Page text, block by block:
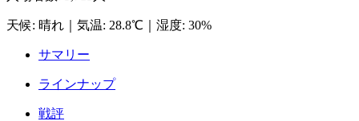
天候: 晴れ 気温: 28.8℃ 湿度: 30%
サマリー
ラインナップ
戦評